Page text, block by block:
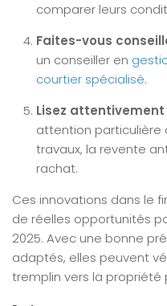
comparer leurs
Faites-vous
un conseiller en
courtier spécialisé.
Lisez
attention particulière
travaux, la revente
rachat.
Ces innovations dans le
de réelles opportunités
2025. Avec une bonne
adaptés, elles peuvent
tremplin vers la propriété